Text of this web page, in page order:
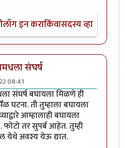
लॉग इन कराकिंवासदस्य व्हा
संघर्ष
08:41
संघर्ष बघायला मिळणे ही
घटना. ती तुम्हाला बघायला
आम्हालाही बघायला
तर सुपर्ब आहेत. तुम्ही
येथे अवश्य येऊ द्यात.